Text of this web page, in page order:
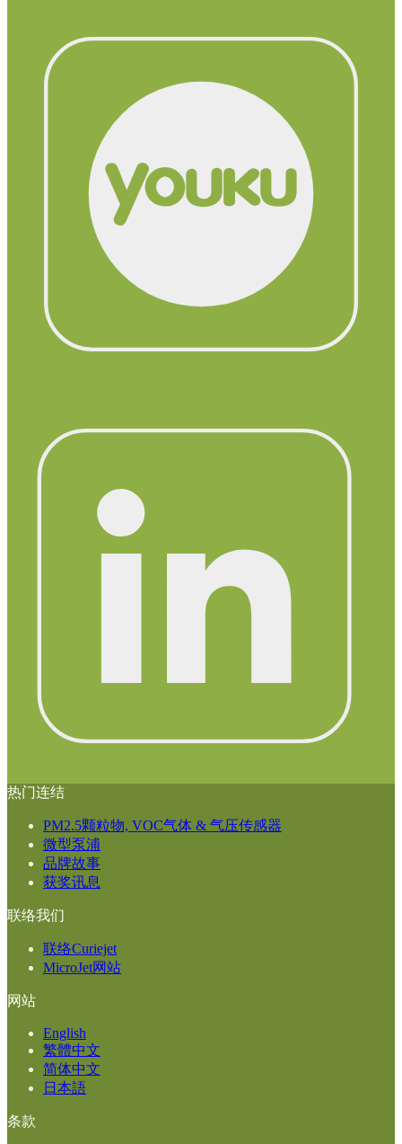
热门连结
PM2.5颗粒物, VOC气体 & 气压传感器
微型泵浦
品牌故事
获奖讯息
联络我们
联络Curiejet
MicroJet网站
网站
English
繁體中文
简体中文
日本語
条款